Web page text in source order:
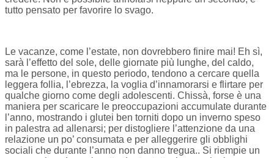
tutto pensato per favorire lo svago.
Le vacanze, come l’estate, non dovrebbero finire mai! Eh sì,
sarà l’effetto del sole, delle giornate più lunghe, del caldo,
ma le persone, in questo periodo, tendono a cercare quella
leggera follia, l’ebrezza, la voglia d’innamorarsi e flirtare per
qualche giorno come degli adolescenti. Chissà, forse è una
maniera per scaricare le preoccupazioni accumulate durante
l’anno, mostrando i glutei ben torniti dopo un inverno speso
in palestra ad allenarsi; per distogliere l’attenzione da una
relazione un po’ consumata e per alleggerire gli obblighi
sociali che durante l’anno non danno tregua.. Si riempie un